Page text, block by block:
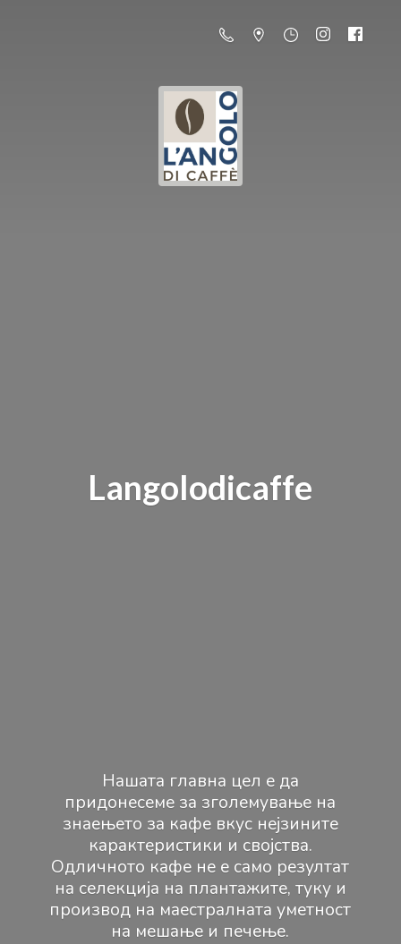
Langolodicaffe
Нашата главна цел е да
придонесеме за зголемување на
знаењето за кафе вкус нејзините
карактеристики и својства.
Одличното кафе не е само резултат
на селекција на плантажите, туку и
производ на маестралната уметност
на мешање и печење.